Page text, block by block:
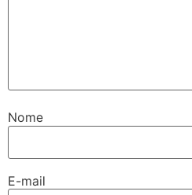
Nome
E-mail